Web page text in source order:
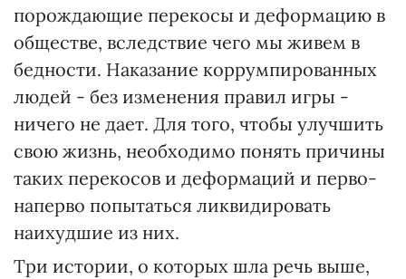
порождающие перекосы и деформацию в
обществе, вследствие чего мы живем в
бедности. Наказание коррумпированных
людей - без изменения правил игры -
ничего не дает. Для того, чтобы улучшить
свою жизнь, необходимо понять причины
таких перекосов и деформаций и перво-
наперво попытаться ликвидировать
наихудшие из них.
Три истории, о которых шла речь выше,